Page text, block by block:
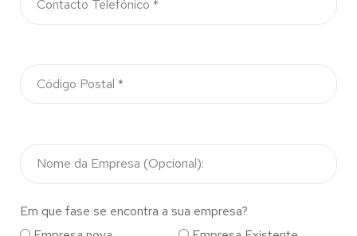
Em que fase se encontra a sua empresa?